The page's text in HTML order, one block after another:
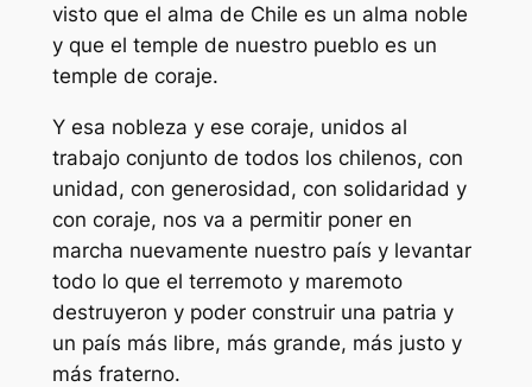
visto que el alma de Chile es un alma noble
y que el temple de nuestro pueblo es un
temple de coraje.
Y esa nobleza y ese coraje, unidos al
trabajo conjunto de todos los chilenos, con
unidad, con generosidad, con solidaridad y
con coraje, nos va a permitir poner en
marcha nuevamente nuestro país y levantar
todo lo que el terremoto y maremoto
destruyeron y poder construir una patria y
un país más libre, más grande, más justo y
más fraterno.